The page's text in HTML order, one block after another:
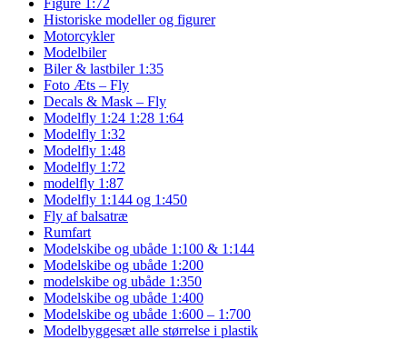
Figure 1:72
Historiske modeller og figurer
Motorcykler
Modelbiler
Biler & lastbiler 1:35
Foto Æts – Fly
Decals & Mask – Fly
Modelfly 1:24 1:28 1:64
Modelfly 1:32
Modelfly 1:48
Modelfly 1:72
modelfly 1:87
Modelfly 1:144 og 1:450
Fly af balsatræ
Rumfart
Modelskibe og ubåde 1:100 & 1:144
Modelskibe og ubåde 1:200
modelskibe og ubåde 1:350
Modelskibe og ubåde 1:400
Modelskibe og ubåde 1:600 – 1:700
Modelbyggesæt alle størrelse i plastik